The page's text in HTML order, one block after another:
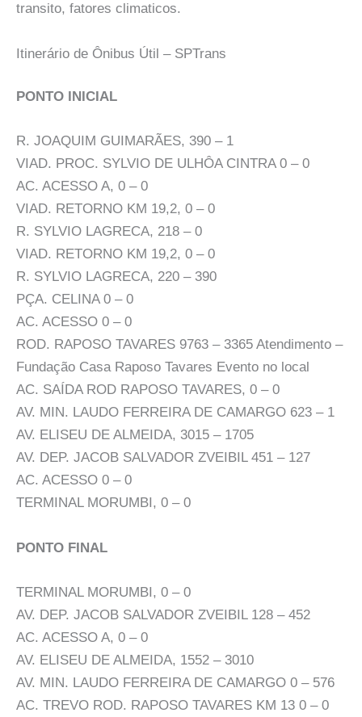
transito, fatores climaticos.
Itinerário de Ônibus Útil – SPTrans
PONTO INICIAL
R. JOAQUIM GUIMARÃES, 390 – 1
VIAD. PROC. SYLVIO DE ULHÔA CINTRA 0 – 0
AC. ACESSO A, 0 – 0
VIAD. RETORNO KM 19,2, 0 – 0
R. SYLVIO LAGRECA, 218 – 0
VIAD. RETORNO KM 19,2, 0 – 0
R. SYLVIO LAGRECA, 220 – 390
PÇA. CELINA 0 – 0
AC. ACESSO 0 – 0
ROD. RAPOSO TAVARES 9763 – 3365 Atendimento –
Fundação Casa Raposo Tavares Evento no local
AC. SAÍDA ROD RAPOSO TAVARES, 0 – 0
AV. MIN. LAUDO FERREIRA DE CAMARGO 623 – 1
AV. ELISEU DE ALMEIDA, 3015 – 1705
AV. DEP. JACOB SALVADOR ZVEIBIL 451 – 127
AC. ACESSO 0 – 0
TERMINAL MORUMBI, 0 – 0
PONTO FINAL
TERMINAL MORUMBI, 0 – 0
AV. DEP. JACOB SALVADOR ZVEIBIL 128 – 452
AC. ACESSO A, 0 – 0
AV. ELISEU DE ALMEIDA, 1552 – 3010
AV. MIN. LAUDO FERREIRA DE CAMARGO 0 – 576
AC. TREVO ROD. RAPOSO TAVARES KM 13 0 – 0